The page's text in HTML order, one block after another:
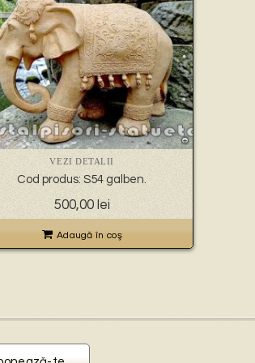
VEZI DETALII
Cod produs: S54 galben.
500,00 lei
Adaugă în coş